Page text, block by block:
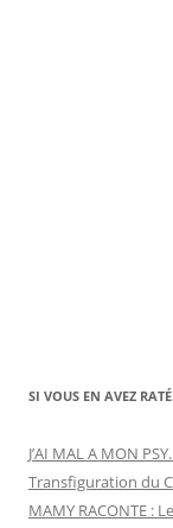
SI VOUS EN AVEZ
J’AI MAL A MON
Transfiguration du
MAMY RACONTE :